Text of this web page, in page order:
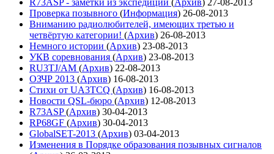
Проверка позывного (Информация) 26-08-2013
Вниманию радиолюбителей, имеющих третью и
четвёртую категории! (Архив) 26-08-2013
Немного истории (Архив) 23-08-2013
УКВ соревнования (Архив) 23-08-2013
RU3TJ/AM (Архив) 22-08-2013
ОЗЧР 2013 (Архив) 16-08-2013
Стихи от UA3TCQ (Архив) 16-08-2013
Новости QSL-бюро (Архив) 12-08-2013
R73ASP(Архив) 30-04-2013
RP68GF (Архив) 30-04-2013
GlobalSET-2013 (Архив) 03-04-2013
Изменения в Порядке образования позывных сигналов